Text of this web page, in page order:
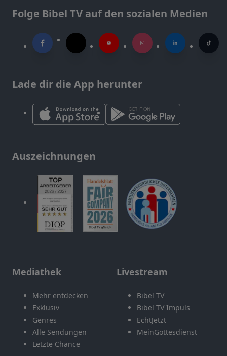
Folge Bibel TV auf den sozialen Medien
Lade dir die App herunter
Auszeichnungen
Mediathek
Mehr entdecken
Exklusiv
Genres
Alle Sendungen
Letzte Chance
Livestream
Bibel TV
Bibel TV Impuls
EchtJetzt
MeinGottesdienst